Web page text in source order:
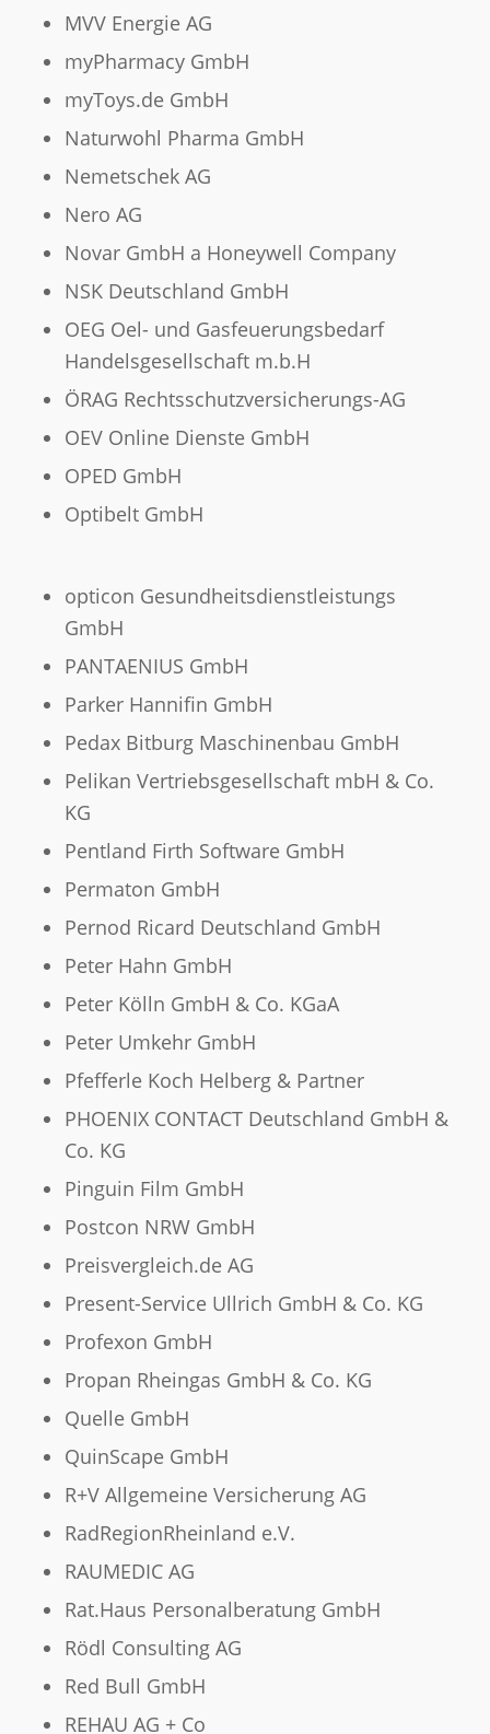
MVV Energie AG
myPharmacy GmbH
myToys.de GmbH
Naturwohl Pharma GmbH
Nemetschek AG
Nero AG
Novar GmbH a Honeywell Company
NSK Deutschland GmbH
OEG Oel- und Gasfeuerungsbedarf
Handelsgesellschaft m.b.H
ÖRAG Rechtsschutzversicherungs-AG
OEV Online Dienste GmbH
OPED GmbH
Optibelt GmbH
opticon Gesundheitsdienstleistungs
GmbH
PANTAENIUS GmbH
Parker Hannifin GmbH
Pedax Bitburg Maschinenbau GmbH
Pelikan Vertriebsgesellschaft mbH & Co.
KG
Pentland Firth Software GmbH
Permaton GmbH
Pernod Ricard Deutschland GmbH
Peter Hahn GmbH
Peter Kölln GmbH & Co. KGaA
Peter Umkehr GmbH
Pfefferle Koch Helberg & Partner
PHOENIX CONTACT Deutschland GmbH &
Co. KG
Pinguin Film GmbH
Postcon NRW GmbH
Preisvergleich.de AG
Present-Service Ullrich GmbH & Co. KG
Profexon GmbH
Propan Rheingas GmbH & Co. KG
Quelle GmbH
QuinScape GmbH
R+V Allgemeine Versicherung AG
RadRegionRheinland e.V.
RAUMEDIC AG
Rat.Haus Personalberatung GmbH
Rödl Consulting AG
Red Bull GmbH
REHAU AG + Co